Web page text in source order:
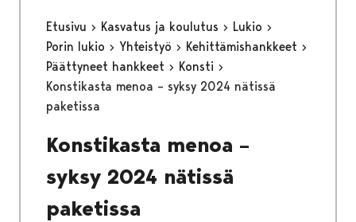
Etusivu Kasvatus ja koulutus
Lukio
Porin lukio
Yhteistyö
Kehittämishankkeet
Päättyneet hankkeet
Konsti
Konstikasta menoa – syksy 2024 nätissä
paketissa
Konstikasta menoa –
syksy 2024 nätissä
paketissa